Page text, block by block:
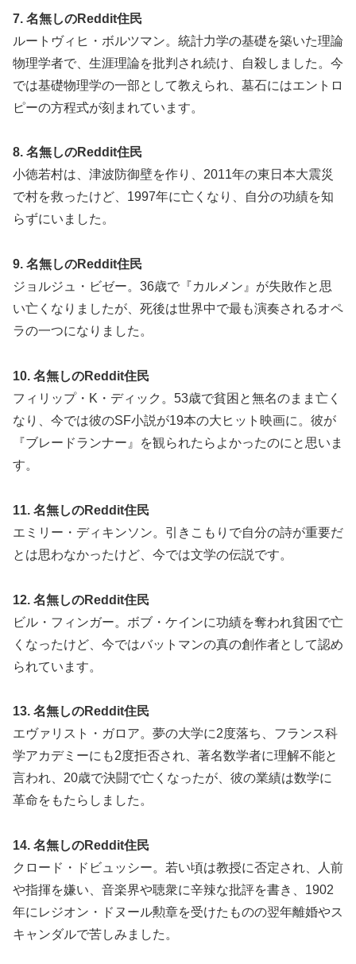
7. 名無しのReddit住民
ルートヴィヒ・ボルツマン。統計力学の基礎を築いた理論
物理学者で、生涯理論を批判され続け、自殺しました。今
では基礎物理学の一部として教えられ、墓石にはエントロ
ピーの方程式が刻まれています。
8. 名無しのReddit住民
小徳若村は、津波防御壁を作り、2011年の東日本大震災
で村を救ったけど、1997年に亡くなり、自分の功績を知
らずにいました。
9. 名無しのReddit住民
ジョルジュ・ビゼー。36歳で『カルメン』が失敗作と思
い亡くなりましたが、死後は世界中で最も演奏されるオペ
ラの一つになりました。
10. 名無しのReddit住民
フィリップ・K・ディック。53歳で貧困と無名のまま亡く
なり、今では彼のSF小説が19本の大ヒット映画に。彼が
『ブレードランナー』を観られたらよかったのにと思いま
す。
11. 名無しのReddit住民
エミリー・ディキンソン。引きこもりで自分の詩が重要だ
とは思わなかったけど、今では文学の伝説です。
12. 名無しのReddit住民
ビル・フィンガー。ボブ・ケインに功績を奪われ貧困で亡
くなったけど、今ではバットマンの真の創作者として認め
られています。
13. 名無しのReddit住民
エヴァリスト・ガロア。夢の大学に2度落ち、フランス科
学アカデミーにも2度拒否され、著名数学者に理解不能と
言われ、20歳で決闘で亡くなったが、彼の業績は数学に
革命をもたらしました。
14. 名無しのReddit住民
クロード・ドビュッシー。若い頃は教授に否定され、人前
や指揮を嫌い、音楽界や聴衆に辛辣な批評を書き、1902
年にレジオン・ドヌール勲章を受けたものの翌年離婚やス
キャンダルで苦しみました。